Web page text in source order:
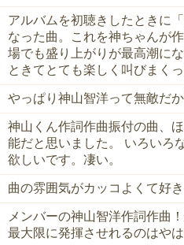
アルバムを初聴きしたときに
なった曲。これを神ちゃんが
場でも盛り上がりが最高潮に
ときてとても楽しく叫びまく
やっぱり神山智洋って無敵だ
神山くん作詞作曲振付の曲、
能だと思いました。 いろいろ
欲しいです。凄い。
曲の雰囲気がカッコよくて好き
メンバーの神山智洋作詞作曲
最大限に発揮させれるのはや